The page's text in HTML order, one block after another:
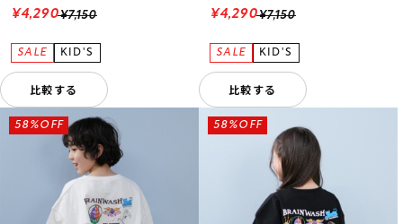
¥7,150
¥4,290
比較する
¥7,150
¥4,290
比較する
58%OFF 58%OFF